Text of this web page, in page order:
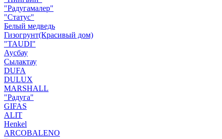
"Радугамалер"
"Статус"
Белый медведь
Гизогрунт(Красивый дом)
"TAUDI"
Аусбау
Сылактау
DUFA
DULUX
MARSHALL
"Радуга"
GIFAS
ALIT
Henkel
ARCOBALENO